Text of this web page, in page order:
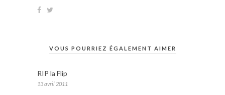
VOUS POURRIEZ ÉGALEMENT AIMER
RIP la Flip
13 avril 2011